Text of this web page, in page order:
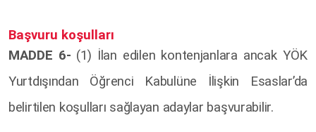
Başvuru koşulları
MADDE 6- (1) İlan edilen kontenjanlara ancak YÖK
Yurtdışından Öğrenci Kabulüne İlişkin Esaslar’da
belirtilen koşulları sağlayan adaylar başvurabilir.